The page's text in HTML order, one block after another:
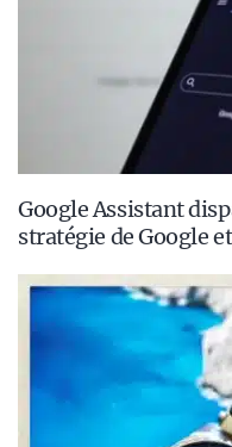
Google Assistant
stratégie de Google